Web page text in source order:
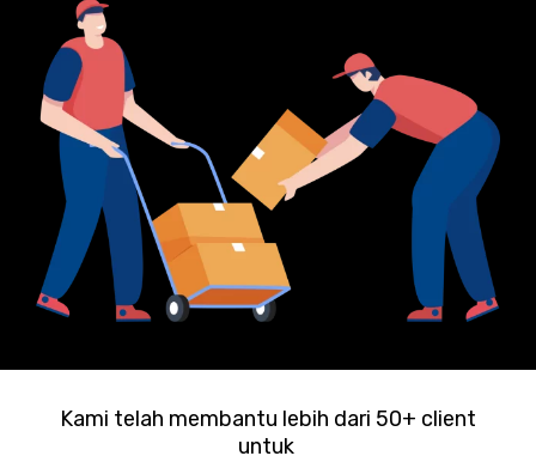
Kami telah membantu lebih dari 50+ client
untuk